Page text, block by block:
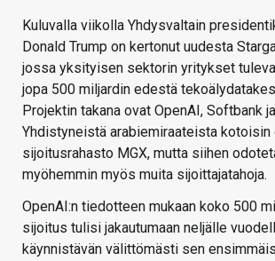
Kuluvalla viikolla Yhdysvaltain
Donald Trump on kertonut uudesta
jossa yksityisen sektorin yritykset
jopa 500 miljardin edestä
Projektin takana ovat OpenAI, Softbank
Yhdistyneistä arabiemiraateista kotoisin
sijoitusrahasto MGX, mutta siihen
myöhemmin myös muita sijoittajatahoja.
OpenAI:n tiedotteen mukaan koko 500
sijoitus tulisi jakautumaan neljälle
käynnistävän välittömästi sen